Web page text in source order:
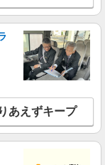
細を見る
円（資格・経験によ
格・経験による）
派遣期間満了後、
町
あえずキープ